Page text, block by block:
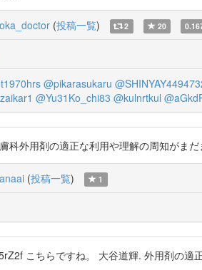
(投稿一覧) 2 20
@pikarasukaru
@Yu31Ko_chi83 @kulnrtkul
科外用剤の適正な利用や理解の周知がま
(投稿一覧) 1
こちらですね。 大谷道輝. 外用剤の